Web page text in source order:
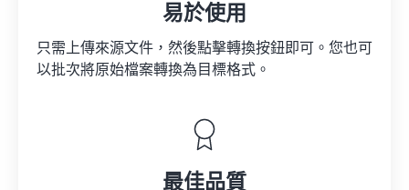
易於使用
只需上傳來源文件，然後點擊轉換按鈕即可。您也可
以批次將原始檔案轉換為目標格式。
最佳品質